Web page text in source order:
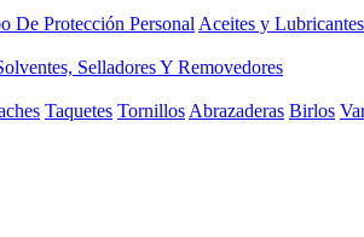
De Protección Personal Aceites y Lubricantes
Selladores Y Removedores
Taquetes Tornillos Abrazaderas Birlos